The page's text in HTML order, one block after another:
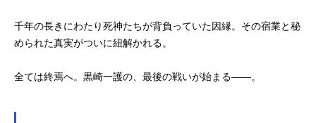
千年の長きにわたり死神たちが背負っていた因縁。その宿業と秘
められた真実がついに紐解かれる。
全ては終焉へ。黒崎一護の、最後の戦いが始まる――。